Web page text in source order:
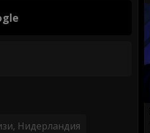
Нидерландия